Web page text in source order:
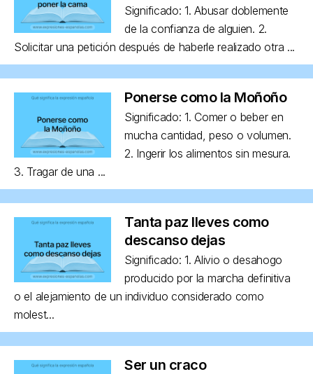
Significado: 1. Abusar doblemente
de la confianza de alguien. 2.
Solicitar una petición después de haberle realizado otra ...
Ponerse como la Moñoño
Significado: 1. Comer o beber en
mucha cantidad, peso o volumen.
2. Ingerir los alimentos sin mesura.
3. Tragar de una ...
Tanta paz lleves como
descanso dejas
Significado: 1. Alivio o desahogo
producido por la marcha definitiva
o el alejamiento de un individuo considerado como
molest...
Ser un craco